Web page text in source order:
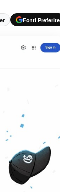
Fonti Preferite